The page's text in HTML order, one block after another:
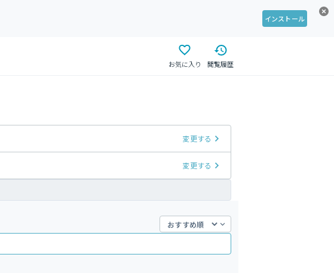
インストール
お気に入り 閲覧履歴
変更する
変更する